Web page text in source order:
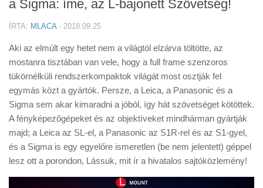
Szoftver
Tanácsok
Érdekességek
Helyszíni Riport
E-BB
a Sigma: íme, az L-bajonett Szövetség!
ÍRTA: MLACA· 2018.09.25
Aki az elmúlt egy hetet nem a világtól elzárva töltötte, az
mostanra tisztában van vele, hogy a full frame szenzoros
tükörnélküli rendszerkompaktok világát most osztják fel
egymás közt a gyártók. Persze, a Leica, a Panasonic és a
Sigma sem akar kimaradni a jóból, így hát szövetséget kötöttek.
A fényképezőgépeket és az objektíveket mindhárman gyártják
majd; a Leica az SL-el, a Panasonic az S1R-rel és az S1-gyel,
és a Sigma is egy egyelőre ismeretlen (be nem jelentett) géppel
lesz ott a porondon, Lássuk, mit ír a hivatalos sajtóközlemény!